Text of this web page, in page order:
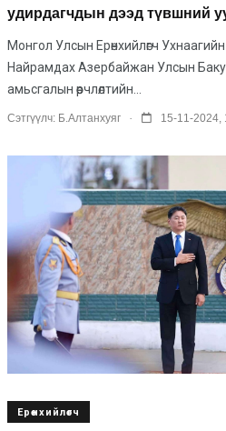
удирдагчдын дээд түвшний
Монгол Улсын Ерөнхийлөгч
Найрамдах Азербайжан Улсын
амьсгалын өөрчлөлтийн...
Сэтгүүлч: Б.Алтанхуяг . 15-11-2024,
Ерөнхийлөгч